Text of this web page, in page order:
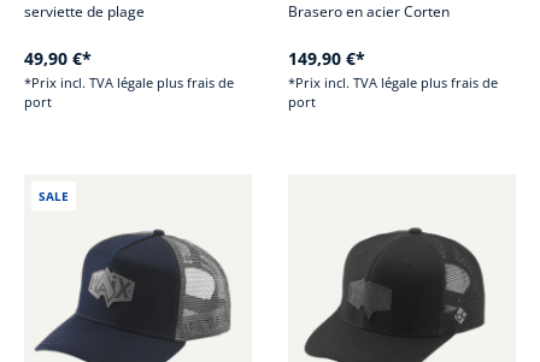
serviette de plage
49,90 €*
*Prix incl. TVA légale plus frais de
port
Brasero en acier Corten
149,90 €*
*Prix incl. TVA légale plus frais de
port
SALE